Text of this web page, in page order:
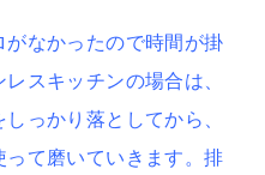
なかったので時間が掛
スキッチンの場合は、
っかり落としてから、
て磨いていきます。排